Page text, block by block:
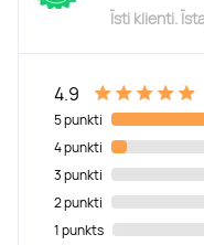
Īsti klienti.
4.9
5 punkti
4 punkti
3 punkti
2 punkti
1 punkts